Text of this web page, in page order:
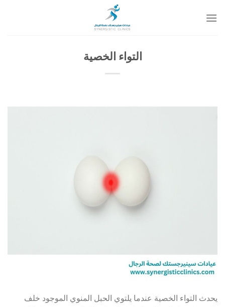
للمحتوى
التواء الخصية
يحدث التواء الخصية عندما يلتوي الحبل المنوي الموجود خلف